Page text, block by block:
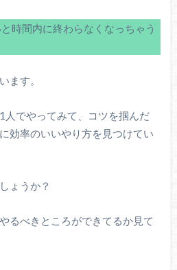
時間内に終わらなくなっちゃう
ます。
人でやってみて、コツを掴んだ
効率のいいやり方を見つけてい
ょうか？
るべきところができてるか見て